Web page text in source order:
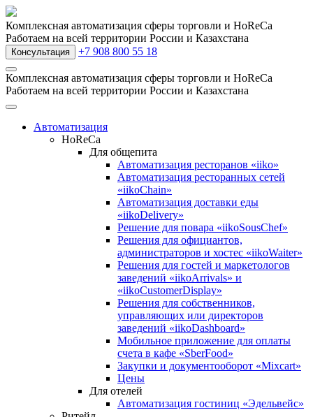
Комплексная автоматизация сферы торговли и HoReCa
Работаем на всей территории России и Казахстана
Консультация +7 908 800 55 18
Комплексная автоматизация сферы торговли и HoReCa
Работаем на всей территории России и Казахстана
Автоматизация
HoReCa
Для общепита
Автоматизация ресторанов «iiko»
Автоматизация ресторанных сетей
«iikoChain»
Автоматизация доставки еды
«iikoDelivery»
Решение для повара «iikoSousChef»
Решения для официантов,
администраторов и хостес «iikoWaiter»
Решения для гостей и маркетологов
заведений «iikoArrivals» и
«iikoCustomerDisplay»
Решения для собственников,
управляющих или директоров
заведений «iikoDashboard»
Мобильное приложение для оплаты
счета в кафе «SberFood»
Закупки и документооборот «Mixcart»
Цены
Для отелей
Автоматизация гостиниц «Эдельвейс»